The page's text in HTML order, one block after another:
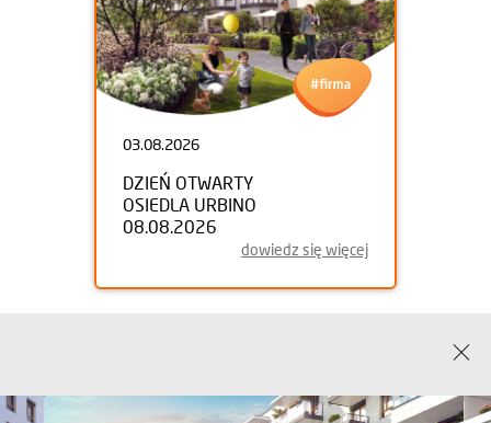
03.08.2026
DZIEŃ OTWARTY
OSIEDLA URBINO
08.08.2026
dowiedz się więcej